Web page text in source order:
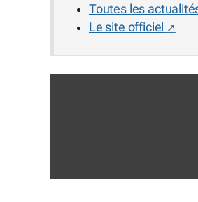
Toutes les
Le site officiel